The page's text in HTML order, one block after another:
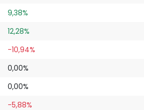
9,38%
12,28%
-10,94%
0,00%
0,00%
-5,88%